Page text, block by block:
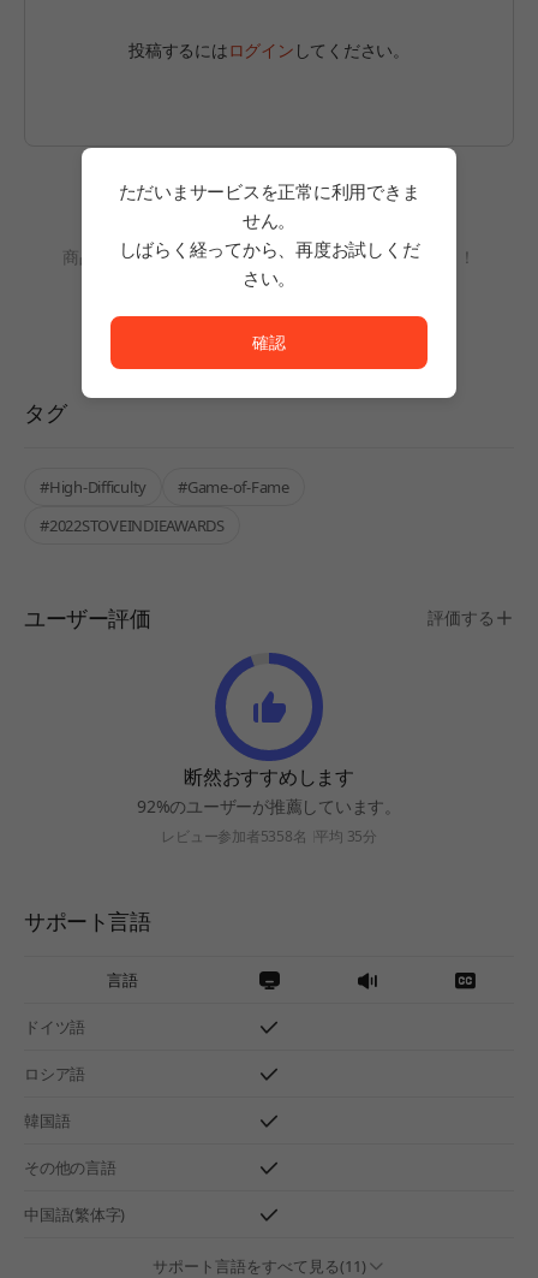
投稿するにはログイン してください。
レビューがまだありません。
商品を利用して、最初のレビューを書いてみましょう！
タグ
#High-Difficulty
#Game-of-Fame
#2022STOVEINDIEAWARDS
ユーザー評価 評価する
断然おすすめします
92%のユーザーが推薦しています。
レビュー参加者5358名 平均 35分
サポート言語
言語
ドイツ語
ロシア語
韓国語
その他の言語
中国語(繁体字)
サポート言語をすべて見る(11)
ただいまサービスを正常に利用できま
せん。
しばらく経ってから、再度お試しくだ
さい。
確認